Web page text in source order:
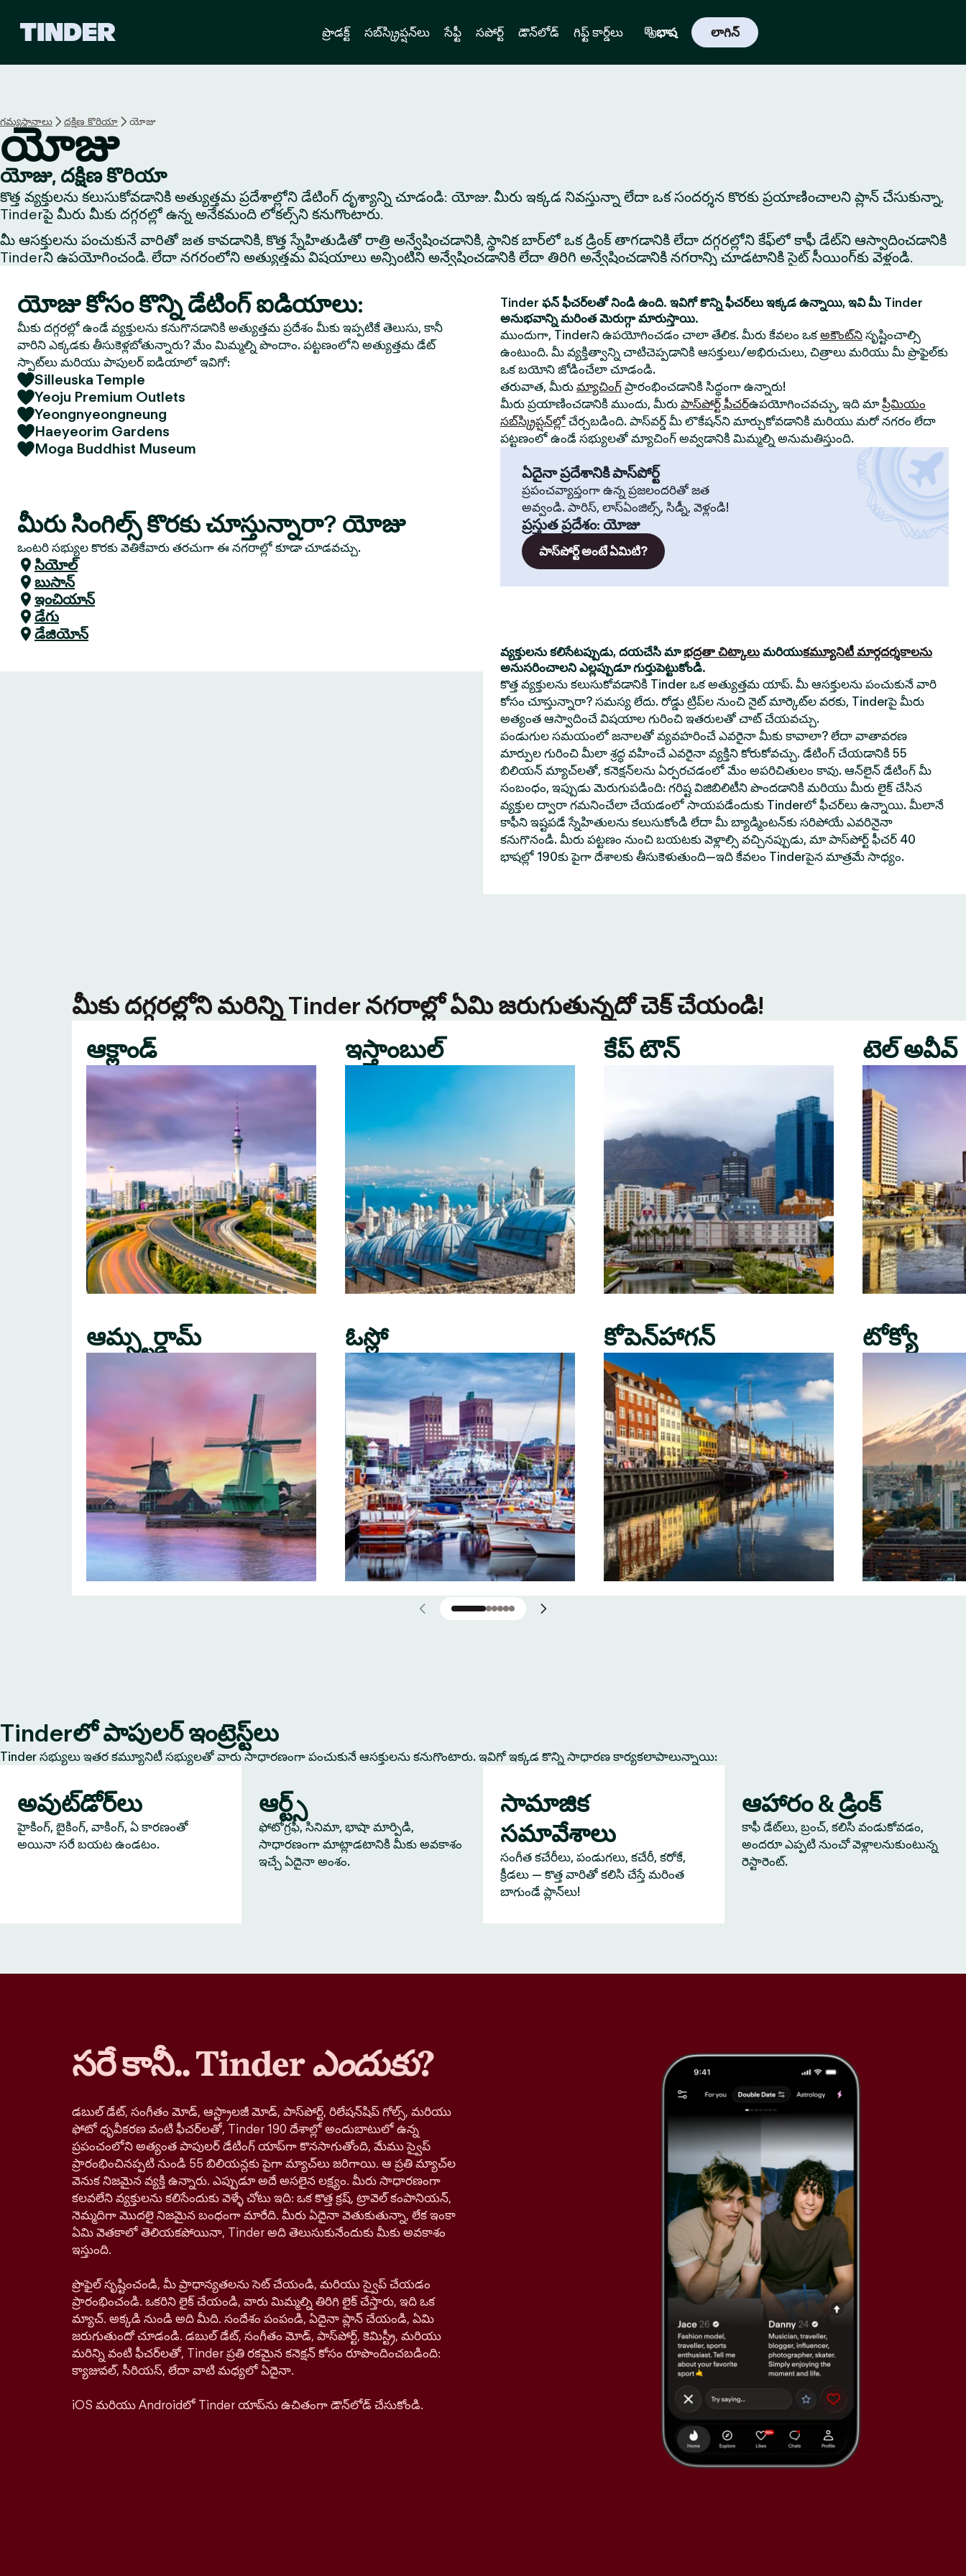
హో
మ్
ప్రొడక్ట్ సబ్‌స్క్రిప్షన్‌లు సేఫ్టీ సపోర్ట్ డౌన్‌లోడ్ గిఫ్ట్ కార్డ్‌లు భాష లాగిన్
గమ్యస్థానాలు దక్షిణ కొరియా యోజు
యోజు
యోజు, దక్షిణ కొరియా
కొత్త వ్యక్తులను కలుసుకోవడానికి అత్యుత్తమ ప్రదేశాల్లోని డేటింగ్ దృశ్యాన్ని చూడండి: యోజు. మీరు ఇక్కడ నివస్తున్నా లేదా ఒక సందర్శన కొరకు ప్రయాణించాలని ప్లాన్ చేసుకున్నా,
Tinderపై మీరు మీకు దగ్గరల్లో ఉన్న అనేకమంది లోకల్స్‌ని కనుగొంటారు.
మీ ఆసక్తులను పంచుకునే వారితో జత కావడానికి, కొత్త స్నేహితుడితో రాత్రి అన్వేషించడానికి, స్థానిక బార్‌లో ఒక డ్రింక్ తాగడానికి లేదా దగ్గరల్లోని కేఫ్‌లో కాఫీ డేట్‌ని ఆస్వాదించడానికి
Tinderని ఉపయోగించండి. లేదా నగరంలోని అత్యుత్తమ విషయాలు అన్నింటిని అన్వేషించడానికి లేదా తిరిగి అన్వేషించడానికి నగరాన్ని చూడటానికి సైట్ సీయింగ్‌కు వెళ్లండి.
యోజు కోసం కొన్ని డేటింగ్ ఐడియాలు:
మీకు దగ్గరల్లో ఉండే వ్యక్తులను కనుగొనడానికి అత్యుత్తమ ప్రదేశం మీకు ఇప్పటికే తెలుసు, కానీ
వారిని ఎక్కడకు తీసుకెళ్లబోతున్నారు? మేం మిమ్మల్ని పొందాం. పట్టణంలోని అత్యుత్తమ డేట్
స్పాట్‌లు మరియు పాపులర్ ఐడియాలో ఇవిగో:
Silleuska Temple
Yeoju Premium Outlets
Yeongnyeongneung
Haeyeorim Gardens
Moga Buddhist Museum
మీరు సింగిల్స్ కొరకు చూస్తున్నారా? యోజు
ఒంటరి సభ్యుల కొరకు వెతికేవారు తరచుగా ఈ నగరాల్లో కూడా చూడవచ్చు.
సియోల్
బుసాన్
ఇంచియాన్
డేగు
డేజియోన్
Tinder ఫన్ ఫీచర్‌లతో నిండి ఉంది. ఇవిగో కొన్ని ఫీచర్‌లు ఇక్కడ ఉన్నాయి, ఇవి మీ Tinder
అనుభవాన్ని మరింత మెరుగ్గా మారుస్తాయి.
ముందుగా, Tinderని ఉపయోగించడం చాలా తేలిక. మీరు కేవలం ఒకఅకౌంట్‌ని సృష్టించాల్సి
ఉంటుంది. మీ వ్యక్తిత్వాన్ని చాటిచెప్పడానికి ఆసక్తులు/అభిరుచులు, చిత్రాలు మరియు మీ ప్రొఫైల్‌కు
ఒక బయోని జోడించేలా చూడండి.
తరువాత, మీరు మ్యాచింగ్ ప్రారంభించడానికి సిద్ధంగా ఉన్నారు!
మీరు ప్రయాణించడానికి ముందు, మీరు పాస్‌పోర్ట్ ఫీచర్ఉపయోగించవచ్చు, ఇది మాప్రీమియం
సబ్‌స్క్రిప్షన్‌ల్లో చేర్చబడింది. పాస్‌వర్డ్ మీ లొకేషన్‌ని మార్చుకోవడానికి మరియు మరో నగరం లేదా
పట్టణంలో ఉండే సభ్యులతో మ్యాచింగ్ అవ్వడానికి మిమ్మల్ని అనుమతిస్తుంది.
ఏదైనా ప్రదేశానికి పాస్‌పోర్ట్
ప్రపంచవ్యాప్తంగా ఉన్న ప్రజలందరితో జత
అవ్వండి. పారిస్, లాస్‌ఏంజిల్స్, సిడ్నీ, వెళ్లండి!
ప్రస్తుత ప్రదేశం: యోజు
పాస్‌పోర్ట్ అంటే ఏమిటి?
వ్యక్తులను కలిసేటప్పుడు, దయచేసి మాభద్రతా చిట్కాలు మరియుకమ్యూనిటీ మార్గదర్శకాలను
అనుసరించాలని ఎల్లప్పుడూ గుర్తుపెట్టుకోండి.
కొత్త వ్యక్తులను కలుసుకోవడానికి Tinder ఒక అత్యుత్తమ యాప్. మీ ఆసక్తులను పంచుకునే వారి
కోసం చూస్తున్నారా? సమస్య లేదు. రోడ్డు ట్రిప్‌ల నుంచి నైట్ మార్కెట్‌ల వరకు, Tinderపై మీరు
అత్యంత ఆస్వాదించే విషయాల గురించి ఇతరులతో చాట్ చేయవచ్చు.
పండుగుల సమయంలో జనాలతో వ్యవహరించే ఎవరైనా మీకు కావాలా? లేదా వాతావరణ
మార్పుల గురించి మీలా శ్రద్ధ వహించే ఎవరైనా వ్యక్తిని కోరుకోవచ్చు. డేటింగ్ చేయడానికి 55
బిలియన్ మ్యాచ్‌లతో, కనెక్షన్‌లను ఏర్పరచడంలో మేం అపరిచితులం కావు. ఆన్‌లైన్ డేటింగ్ మీ
సంబంధం, ఇప్పుడు మెరుగుపడింది: గరిష్ట విజిబిలిటీని పొందడానికి మరియు మీరు లైక్ చేసిన
వ్యక్తుల ద్వారా గమనించేలా చేయడంలో సాయపడేందుకు Tinderలో ఫీచర్‌లు ఉన్నాయి. మీలానే
కాఫీని ఇష్టపడే స్నేహితులను కలుసుకోండి లేదా మీ బ్యాడ్మింటన్‌కు సరిపోయే ఎవరినైనా
కనుగొనండి. మీరు పట్టణం నుంచి బయటకు వెళ్లాల్సి వచ్చినప్పుడు, మా పాస్‌పోర్ట్ ఫీచర్ 40
భాషల్లో 190కు పైగా దేశాలకు తీసుకెళుతుంది—ఇది కేవలం Tinderపైన మాత్రమే సాధ్యం.
మీకు దగ్గరల్లోని మరిన్ని Tinder నగరాల్లో ఏమి జరుగుతున్నదో చెక్ చేయండి!
ఆక్లాండ్
ఆమ్స్టర్డామ్
ఇస్తాంబుల్
ఓస్లో
కేప్ టౌన్
కోపెన్‌హాగన్
టెల్ అవీవ్
టోక్యో
Tinderలో పాపులర్ ఇంట్రెస్ట్‌లు
Tinder సభ్యులు ఇతర కమ్యూనిటీ సభ్యులతో వారు సాధారణంగా పంచుకునే ఆసక్తులను కనుగొంటారు. ఇవిగో ఇక్కడ కొన్ని సాధారణ కార్యకలాపాలున్నాయి:
అవుట్‌డోర్‌లు
హైకింగ్, బైకింగ్, వాకింగ్, ఏ కారణంతో
అయినా సరే బయట ఉండటం.
ఆర్ట్స్
ఫోటోగ్రఫీ, సినిమా, భాషా మార్పిడి,
సాధారణంగా మాట్లాడటానికి మీకు అవకాశం
ఇచ్చే ఏదైనా అంశం.
సామాజిక
సమావేశాలు
సంగీత కచేరీలు, పండుగలు, కచేరీ, కరోకే,
క్రీడలు — కొత్త వారితో కలిసి చేస్తే మరింత
బాగుండే ప్లాన్‌లు!
ఆహారం & డ్రింక్
కాఫీ డేట్‌లు, బ్రంచ్, కలిసి వండుకోవడం,
అందరూ ఎప్పటి నుంచో వెళ్లాలనుకుంటున్న
రెస్టారెంట్.
సరే కానీ.. Tinderఎందుకు?
డబుల్ డేట్, సంగీతం మోడ్, ఆస్ట్రాలజీ మోడ్, పాస్‌పోర్ట్, రిలేషన్‌షిప్ గోల్స్, మరియు
ఫోటో ధృవీకరణ వంటి ఫీచర్‌లతో, Tinder 190 దేశాల్లో అందుబాటులో ఉన్న
ప్రపంచంలోని అత్యంత పాపులర్ డేటింగ్ యాప్‌గా కొనసాగుతోంది, మేము స్వైప్
ప్రారంభించినప్పటి నుండి 55 బిలియన్లకు పైగా మ్యాచ్‌లు జరిగాయి. ఆ ప్రతి మ్యాచ్‌ల
వెనుక నిజమైన వ్యక్తి ఉన్నారు. ఎప్పుడూ అదే అసలైన లక్ష్యం. మీరు సాధారణంగా
కలవలేని వ్యక్తులను కలిసేందుకు వెళ్ళే చోటు ఇది: ఒక కొత్త క్రష్, ట్రావెల్ కంపానియన్,
నెమ్మదిగా మొదలై నిజమైన బంధంగా మారేది. మీరు ఏదైనా వెతుకుతున్నా, లేక ఇంకా
ఏమి వెతకాలో తెలియకపోయినా, Tinder అది తెలుసుకునేందుకు మీకు అవకాశం
ఇస్తుంది.
ప్రొఫైల్ సృష్టించండి, మీ ప్రాధాన్యతలను సెట్ చేయండి, మరియు స్వైప్ చేయడం
ప్రారంభించండి. ఒకరిని లైక్ చేయండి, వారు మిమ్మల్ని తిరిగి లైక్ చేస్తారు, ఇది ఒక
మ్యాచ్. అక్కడి నుండి అది మీది. సందేశం పంపండి, ఏదైనా ప్లాన్ చేయండి, ఏమి
జరుగుతుందో చూడండి. డబుల్ డేట్, సంగీతం మోడ్, పాస్‌పోర్ట్, కెమిస్ట్రీ, మరియు
మరిన్ని వంటి ఫీచర్‌లతో, Tinder ప్రతి రకమైన కనెక్షన్ కోసం రూపొందించబడింది:
క్యాజువల్, సీరియస్, లేదా వాటి మధ్యలో ఏదైనా.
iOS మరియు Androidలో Tinder యాప్‌ను ఉచితంగా డౌన్‌లోడ్ చేసుకోండి.